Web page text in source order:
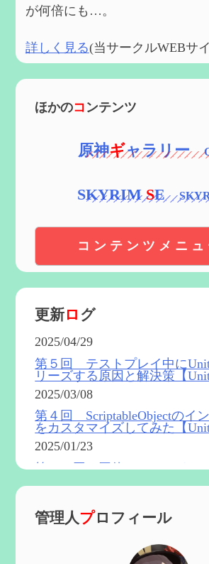
が何倍にも…。
詳しく見る(当サークルWEBサ
ほかのコ ンテンツ
原神ギャラリー
SKYRIMSE
コンテンツメニュ
更新ロ グ
2025/04/29
第５回 テストプレイ中に
リーズする原因と解決策【
2025/03/08
第４回 ScriptableObjectのイ
をカスタマイズしてみた【
2025/01/23
第５４回 召使(アルレッキー
第６０回 炎神マーヴィカの
管理人プロフィール